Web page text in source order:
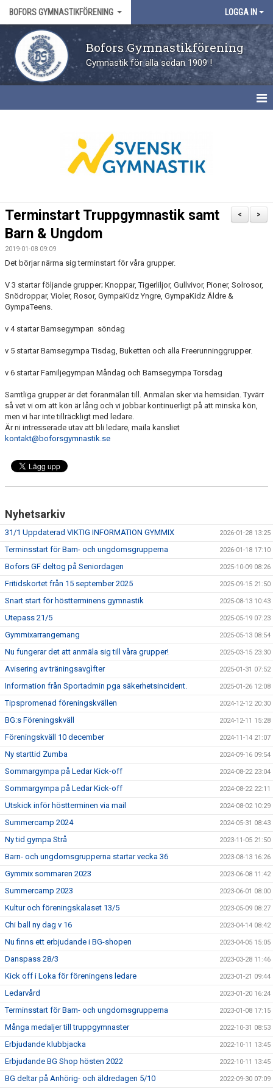
BOFORS GYMNASTIKFÖRENING LOGGA IN
Bofors Gymnastikförening
Gymnastik för alla sedan 1909 !
PRISER
VANLIGA FRÅGOR
VÅRA HALLAR
IDROTTSFRITIDS
BG SHOP
>
<
Terminstart Truppgymnastik samt
Barn & Ungdom
2019-01-08 09:09
Det börjar närma sig terminstart för våra grupper.
V 3 startar följande grupper; Knoppar, Tigerliljor, Gullvivor, Pioner, Solrosor,
Snödroppar, Violer, Rosor, GympaKidz Yngre, GympaKidz Äldre &
GympaTeens.
v 4 startar Bamsegympan söndag
v 5 startar Bamsegympa Tisdag, Buketten och alla Freerunninggrupper.
v 6 startar Familjegympan Måndag och Bamsegympa Torsdag
Samtliga grupper är det föranmälan till. Anmälan sker via hemsidan. Tyvärr
så vet vi om att kön är lång och vi jobbar kontinuerligt på att minska kön,
men vi har inte tillräckligt med ledare.
Är ni intresserade utav att bli ledare, maila kansliet
kontakt@boforsgymnastik.se
Nyhetsarkiv
31/1 Uppdaterad VIKTIG INFORMATION GYMMIX 2026-01-28 13:25
Terminsstart för Barn- och ungdomsgrupperna 2026-01-18 17:10
Bofors GF deltog på Seniordagen 2025-10-09 08:26
Fritidskortet från 15 september 2025 2025-09-15 21:50
Snart start för höstterminens gymnastik 2025-08-13 10:43
Utepass 21/5 2025-05-19 07:23
Gymmixarrangemang 2025-05-13 08:54
Nu fungerar det att anmäla sig till våra grupper! 2025-03-15 23:30
Avisering av träningsavgìfter 2025-01-31 07:52
Information från Sportadmin pga säkerhetsincident. 2025-01-26 12:08
Tipspromenad föreningskvällen 2024-12-12 20:30
BG:s Föreningskväll 2024-12-11 15:28
Föreningskväll 10 december 2024-11-14 21:07
Ny starttid Zumba 2024-09-16 09:54
Sommargympa på Ledar Kick-off 2024-08-22 23:04
Sommargympa på Ledar Kick-off 2024-08-22 22:11
Utskick inför höstterminen via mail 2024-08-02 10:29
Summercamp 2024 2024-05-31 08:43
Ny tid gympa Strå 2023-11-05 21:50
Barn- och ungdomsgrupperna startar vecka 36 2023-08-13 16:26
Gymmix sommaren 2023 2023-06-08 11:42
Summercamp 2023 2023-06-01 08:00
Kultur och föreningskalaset 13/5 2023-05-09 08:27
Chi ball ny dag v 16 2023-04-14 08:42
Nu finns ett erbjudande i BG-shopen 2023-04-05 15:05
Danspass 28/3 2023-03-28 11:46
Kick off i Loka för föreningens ledare 2023-01-21 09:44
Ledarvård 2023-01-20 16:24
Terminsstart för Barn- och ungdomsgrupperna 2023-01-08 17:15
Många medaljer till truppgymnaster 2022-10-31 08:53
Erbjudande klubbjacka 2022-10-11 13:45
Erbjudande BG Shop hösten 2022 2022-10-11 13:45
BG deltar på Anhörig- och äldredagen 5/10 2022-09-30 07:09